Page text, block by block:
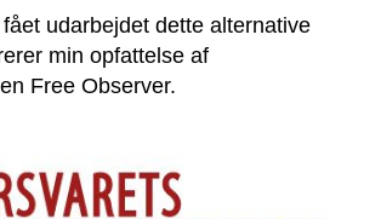
udarbejdet dette alternative
min opfattelse af
Free Observer.